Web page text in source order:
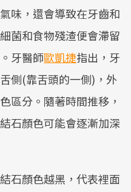
味，還會導致在牙齒和
菌和食物殘渣便會滯留
牙醫師歐凱捷指出，牙
側(靠舌頭的一側)，外
區分。隨著時間推移，
石顏色可能會逐漸加深
石顏色越黑，代表裡面